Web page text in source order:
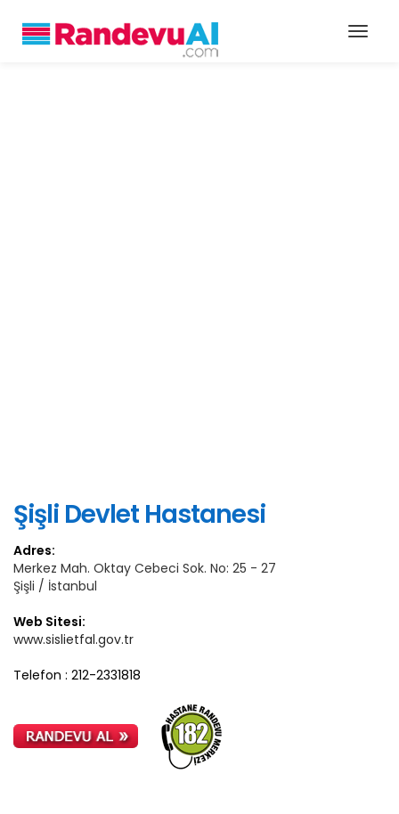
Şişli Devlet Hastanesi
Adres:
Merkez Mah. Oktay Cebeci Sok. No: 25 - 27
Şişli / İstanbul
Web Sitesi:
www.sislietfal.gov.tr
Telefon : 212-2331818